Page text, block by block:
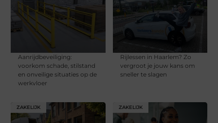
Aanrijdbeveiliging:
voorkom schade, stilstand
en onveilige situaties op de
werkvloer
Rijlessen in Haarlem? Zo
vergroot je jouw kans om
sneller te slagen
ZAKELIJK ZAKELIJK